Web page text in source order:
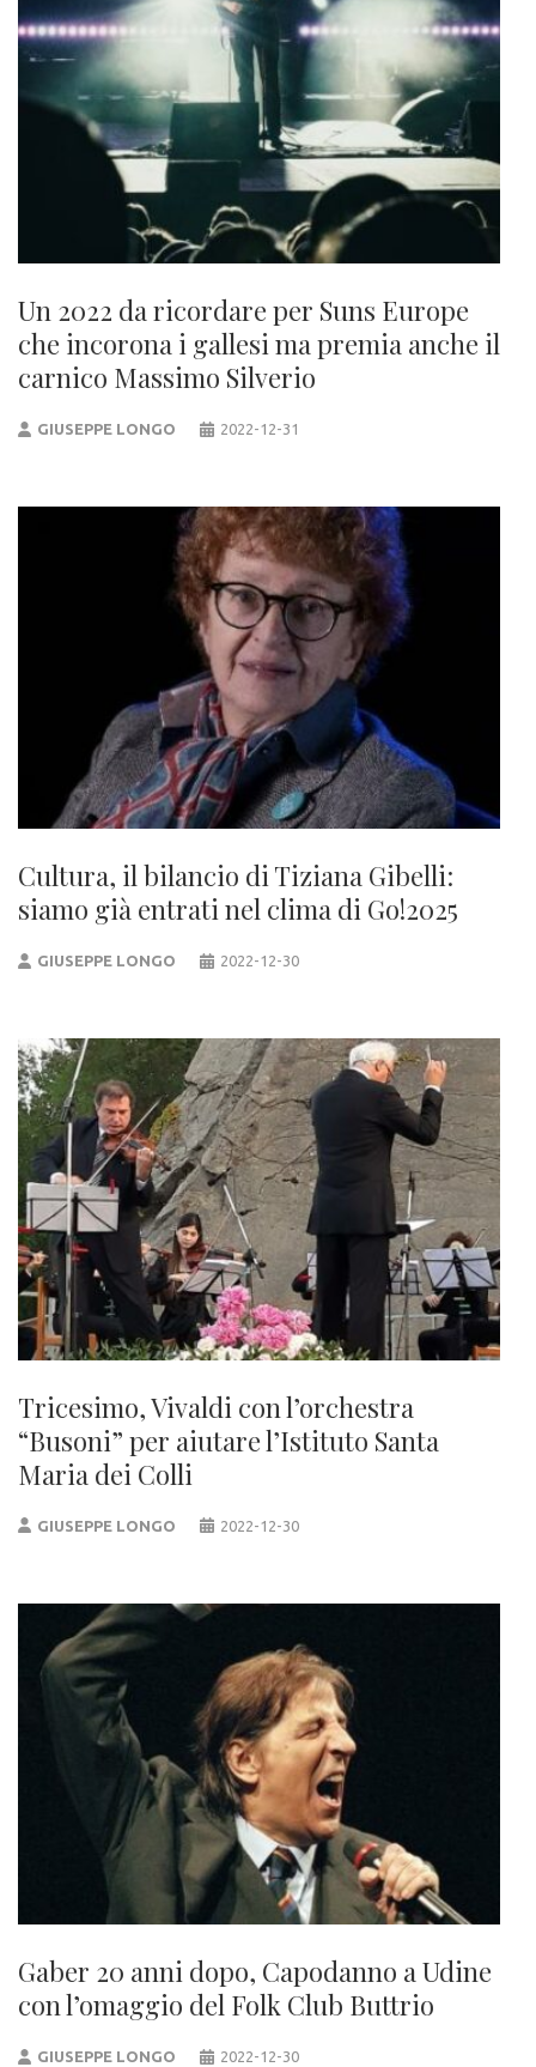
Un 2022 da ricordare per Suns Europe
che incorona i gallesi ma premia anche il
carnico Massimo Silverio
GIUSEPPE LONGO 2022-12-31
Cultura, il bilancio di Tiziana Gibelli:
siamo già entrati nel clima di Go!2025
GIUSEPPE LONGO 2022-12-30
Tricesimo, Vivaldi con l’orchestra
“Busoni” per aiutare l’Istituto Santa
Maria dei Colli
GIUSEPPE LONGO 2022-12-30
Gaber 20 anni dopo, Capodanno a Udine
con l’omaggio del Folk Club Buttrio
GIUSEPPE LONGO 2022-12-30